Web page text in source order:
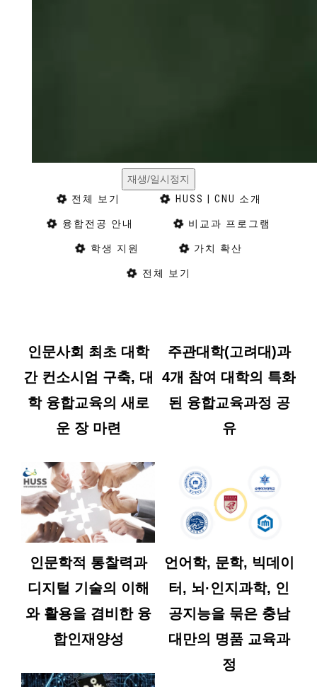
재생/일시정지
전체 보기
HUSS | CNU 소개
융합전공 안내 비교과 프로그램
학생 지원 가치 확산
전체 보기
인문사회 최초 대학
간 컨소시엄 구축, 대
학 융합교육의 새로
운 장 마련
주관대학(고려대)과
4개 참여 대학의 특화
된 융합교육과정 공
유
인문학적 통찰력과
디지털 기술의 이해
와 활용을 겸비한 융
합인재양성
언어학, 문학, 빅데이
터, 뇌·인지과학, 인
공지능을 묶은 충남
대만의 명품 교육과
정